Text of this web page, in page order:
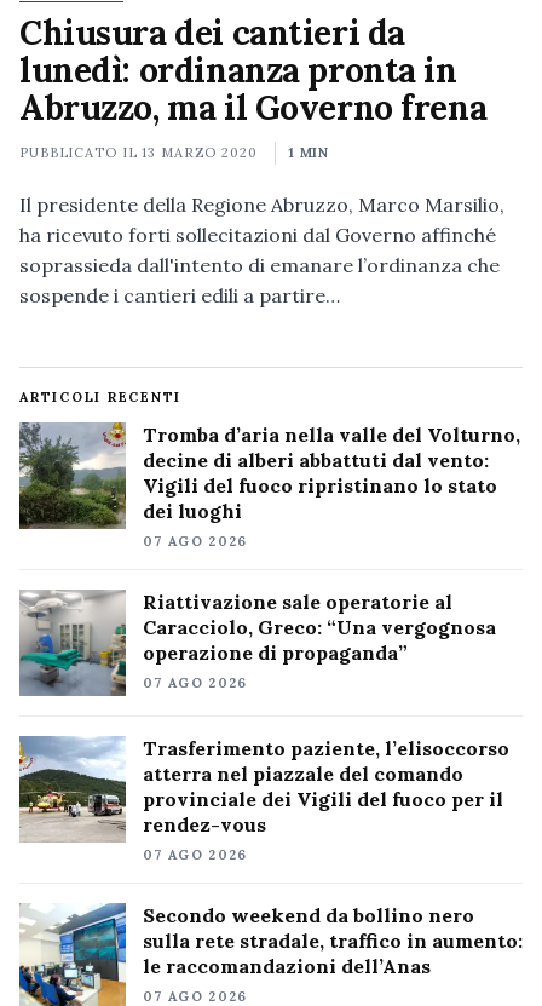
Chiusura dei cantieri da
lunedì: ordinanza pronta in
Abruzzo, ma il Governo frena
PUBBLICATO IL13 MARZO 2020 1 MIN
Il presidente della Regione Abruzzo, Marco Marsilio,
ha ricevuto forti sollecitazioni dal Governo affinché
soprassieda dall'intento di emanare l’ordinanza che
sospende i cantieri edili a partire…
ARTICOLI RECENTI
Tromba d’aria nella valle del Volturno,
decine di alberi abbattuti dal vento:
Vigili del fuoco ripristinano lo stato
dei luoghi
07 AGO 2026
Riattivazione sale operatorie al
Caracciolo, Greco: “Una vergognosa
operazione di propaganda”
07 AGO 2026
Trasferimento paziente, l’elisoccorso
atterra nel piazzale del comando
provinciale dei Vigili del fuoco per il
rendez-vous
07 AGO 2026
Secondo weekend da bollino nero
sulla rete stradale, traffico in aumento:
le raccomandazioni dell’Anas
07 AGO 2026